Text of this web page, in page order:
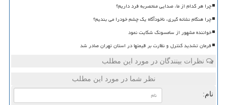
چرا هر کدام از ما، صدایی منحصربه فرد داریم؟
چرا هنگام نشانه گیری، ناخودآگاه یک چشم خودرا می بندیم؟
خواننده مشهور از سامسونگ شکایت نمود
فرمان تشدید کنترل و نظارت بر قیمتها در استان تهران صادر شد
نظرات بینندگان در مورد این مطلب
نظر شما در مورد این مطلب
نام: